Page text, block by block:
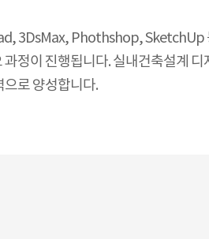
3DsMax, Phothshop, SketchUp
정이 진행됩니다. 실내건축설계 디
으로 양성합니다.